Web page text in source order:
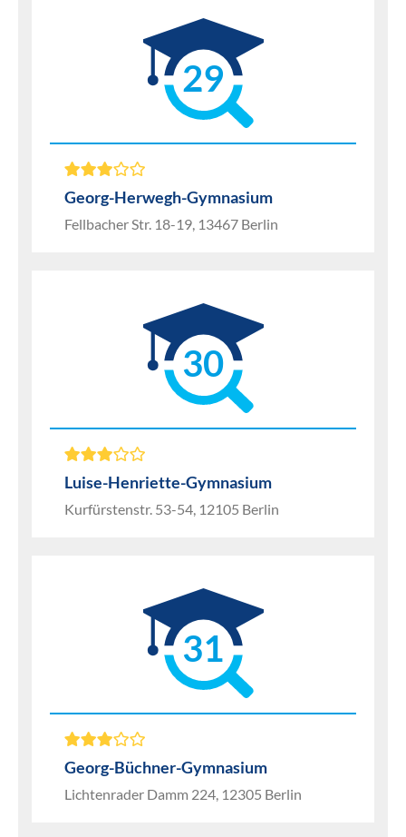
29
Georg-Herwegh-Gymnasium
Fellbacher Str. 18-19, 13467 Berlin
30
Luise-Henriette-Gymnasium
Kurfürstenstr. 53-54, 12105 Berlin
31
Georg-Büchner-Gymnasium
Lichtenrader Damm 224, 12305 Berlin